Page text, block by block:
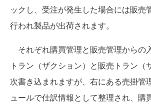
ックし、受注が発生した場合には販売
行われ製品が出荷されます。
それぞれ購買管理と販売管理からの
トラン（ザクション）と販売トラン（
次書き込まれますが、右にある売掛管
ュールで仕訳情報として整理され、購